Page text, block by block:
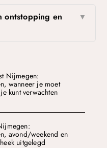
ontstopping en
▼
Nijmegen:
wanneer je moet
kunt verwachten
avond/weekend en
uitgelegd